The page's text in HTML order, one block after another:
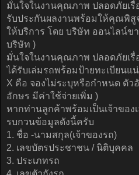
มั่นใจในงานคุณภาพ ปลอดภัยเรื่
รับประกันผลงานพร้อมให้คุณพิสู
ให้บริการ โดย บริษัท ออนไลน์ข
บริษัท )
มั่นใจในงานคุณภาพ ปลอดภัยเรื่
ได้รับเล่มรถพร้อมป้ายทะเบียนแ
X คือ จองไม่ระบุหรือกำหนด ตั
อักษร มีค่าใช้จ่ายเพิ่ม )
หากท่านลูกค้าพร้อมเป็นเจ้าของ
รบกวนข้อมูลดังนี้ครับ
1. ชื่อ -นามสกุล(เจ้าของรถ)
2. เลขบัตรประชาชน / นิติบุคคล
3. ประเภทรถ